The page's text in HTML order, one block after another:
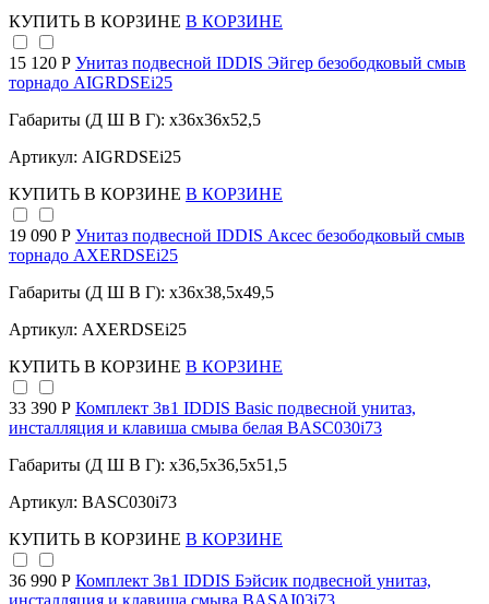
КУПИТЬ В КОРЗИНЕ В КОРЗИНЕ
15 120 Р Унитаз подвесной IDDIS Эйгер безободковый смыв
торнадо AIGRDSEi25
Габариты (Д Ш В Г): x36x36x52,5
Артикул: AIGRDSEi25
КУПИТЬ В КОРЗИНЕ В КОРЗИНЕ
19 090 Р Унитаз подвесной IDDIS Аксес безободковый смыв
торнадо AXERDSEi25
Габариты (Д Ш В Г): x36x38,5x49,5
Артикул: AXERDSEi25
КУПИТЬ В КОРЗИНЕ В КОРЗИНЕ
33 390 Р Комплект 3в1 IDDIS Basic подвесной унитаз,
инсталляция и клавиша смыва белая BASC030i73
Габариты (Д Ш В Г): x36,5x36,5x51,5
Артикул: BASC030i73
КУПИТЬ В КОРЗИНЕ В КОРЗИНЕ
36 990 Р Комплект 3в1 IDDIS Бэйсик подвесной унитаз,